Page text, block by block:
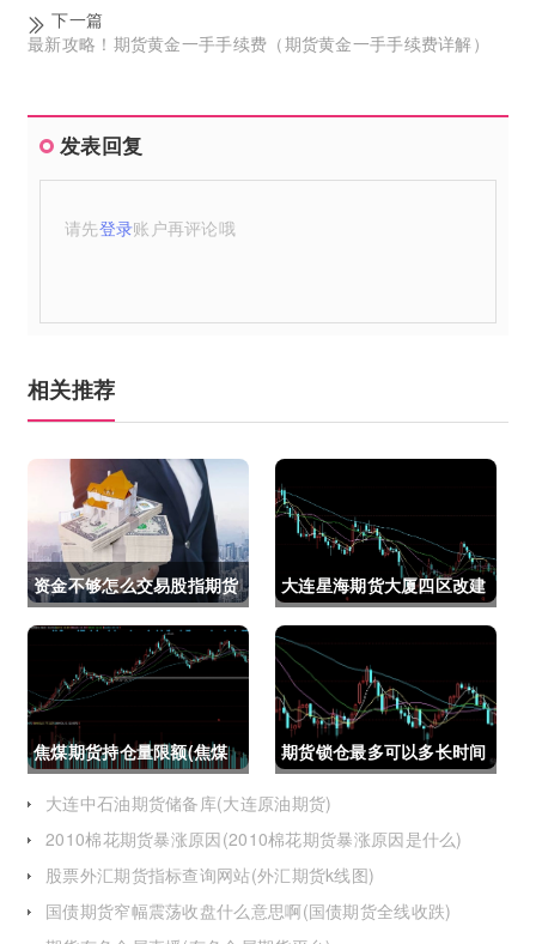
下一篇
最新攻略！期货黄金一手手续费（期货黄金一手手续费详解）
发表回复
请先登录账户再评论哦
相关推荐
资金不够怎么交易股指期货
(资金不够怎么交易股指期
货呢)
大连星海期货大厦四区改建
(大连星海广场期货大厦)
焦煤期货持仓量限额(焦煤
期货持仓量限额是多少)
期货锁仓最多可以多长时间
(期货锁仓最多可以多长时
间卖出)
大连中石油期货储备库(大连原油期货)
2010棉花期货暴涨原因(2010棉花期货暴涨原因是什么)
股票外汇期货指标查询网站(外汇期货k线图)
国债期货窄幅震荡收盘什么意思啊(国债期货全线收跌)